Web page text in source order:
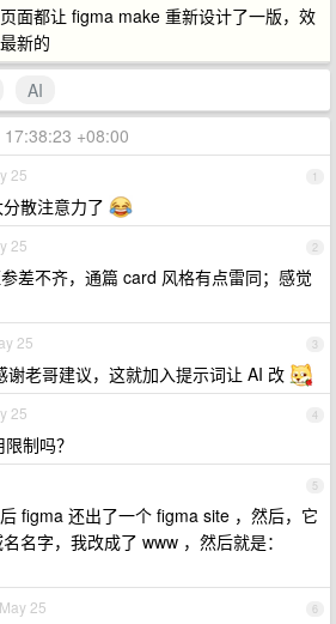
面都让 figma make 重新设计了一版，效
新的
AI
+08:00
1
25
散注意力了
2
25
差不齐，通篇 card 风格有点雷同；感觉
3
25
谢老哥建议，这就加入提示词让 AI 改
4
25
制吗？
5
figma 还出了一个 figma site ，然后，它
名字，我改成了 www ，然后就是：
6
May 25